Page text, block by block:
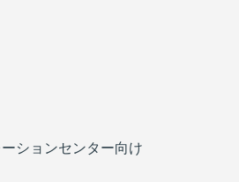
ションセンター向け